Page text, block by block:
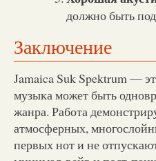
должно быть
Заключение
Jamaica Suk Spektrum —
музыка может быть
жанра. Работа
атмосферных,
первых нот и не